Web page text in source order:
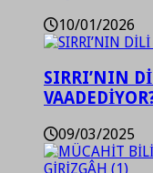
10/01/2026
SIRRI’NIN
09/03/2025